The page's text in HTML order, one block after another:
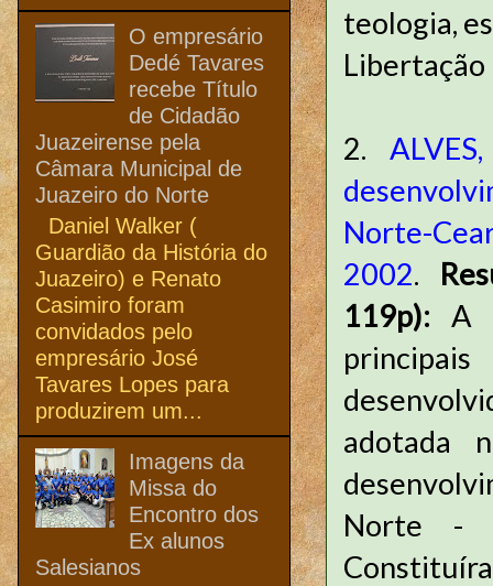
teologia,
Libertação
2.
Norte-
2002.
119p): A
adotada
Norte -
O empresário
Dedé Tavares
recebe Título
de Cidadão
Juazeirense pela
Câmara Municipal de
Juazeiro do Norte
Daniel Walker (
Guardião da História do
Juazeiro) e Renato
Casimiro foram
convidados pelo
empresário José
Tavares Lopes para
produzirem um...
Imagens da
Missa do
Encontro dos
Ex alunos
Salesianos